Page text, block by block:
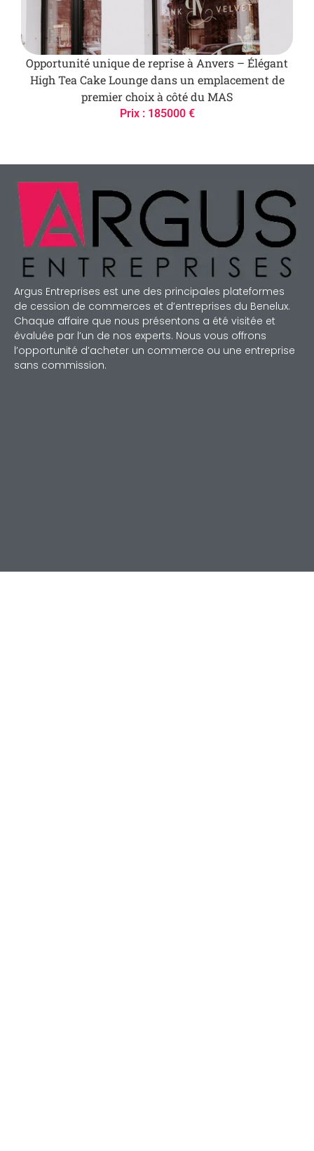
Opportunité unique de reprise à Anvers – Élégant
High Tea Cake Lounge dans un emplacement de
premier choix à côté du MAS
Prix : 185000 €
Argus Entreprises est une des principales plateformes
de cession de commerces et d’entreprises du Benelux.
Chaque affaire que nous présentons a été visitée et
évaluée par l’un de nos experts. Nous vous offrons
l’opportunité d’acheter un commerce ou une entreprise
sans commission.